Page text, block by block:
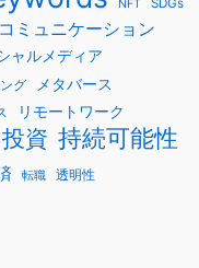
NFT
SDGs
コミュニケーション
ャルメディア
グ メタバース
リモートワーク
投資 持続可能性
転職 透明性